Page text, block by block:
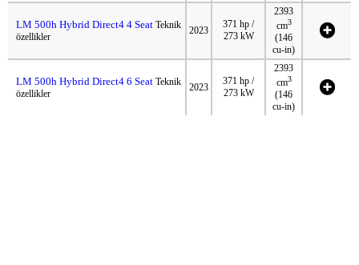
LM 500h Hybrid Direct4 4 Seat Teknik
özellikler
2023
371 hp /
273 kW
2393
cm3
(146
cu-in)
LM 500h Hybrid Direct4 6 Seat Teknik
özellikler
2023
371 hp /
273 kW
2393
cm3
(146
cu-in)